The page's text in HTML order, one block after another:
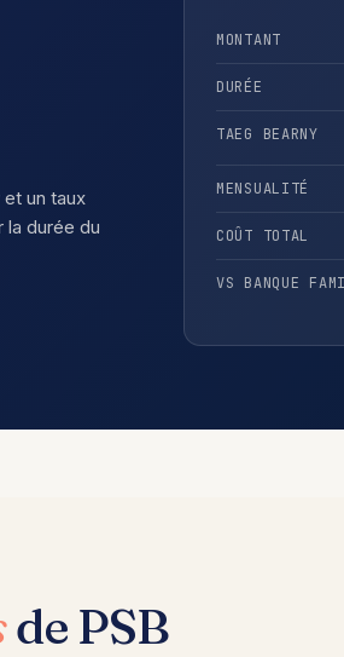
un taux
durée du
MONTANT
DURÉE
TAEG BEARNY
MENSUALITÉ
COÛT TOTAL
VS BANQUE
de PSB